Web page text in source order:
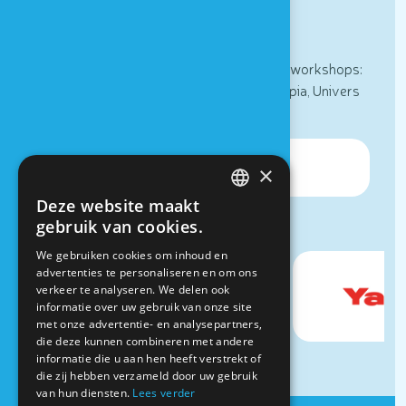
Nieuws, speciale informatie en zintuiglijke workshops:
schrijf u in voor de nieuwsbrief van Houtopia, Univers
×
Deze website maakt
gebruik van cookies.
We gebruiken cookies om inhoud en
advertenties te personaliseren en om ons
verkeer te analyseren. We delen ook
informatie over uw gebruik van onze site
met onze advertentie- en analysepartners,
die deze kunnen combineren met andere
informatie die u aan hen heeft verstrekt of
die zij hebben verzameld door uw gebruik
van hun diensten. Lees verder